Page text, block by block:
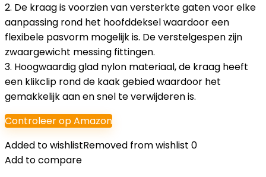
2. De kraag is voorzien van versterkte gaten voor elke
aanpassing rond het hoofddeksel waardoor een
flexibele pasvorm mogelijk is. De verstelgespen zijn
zwaargewicht messing fittingen.
3. Hoogwaardig glad nylon materiaal, de kraag heeft
een klikclip rond de kaak gebied waardoor het
gemakkelijk aan en snel te verwijderen is.
Controleer op Amazon
Added to wishlistRemoved from wishlist 0
Add to compare